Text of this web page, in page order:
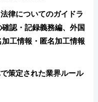
律についてのガイドラ
認・記録義務編、外国
工情報・匿名加工情報
策定された業界ルール